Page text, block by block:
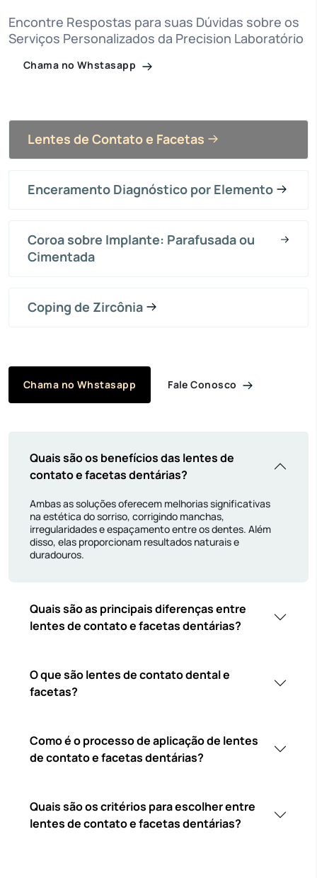
Encontre Respostas para suas Dúvidas sobre os
Serviços Personalizados da Precision Laboratório
Chama no Whstasapp
Lentes de Contato e Facetas
Enceramento Diagnóstico por Elemento
Coroa sobre Implante: Parafusada ou
Cimentada
Coping de Zircônia
Chama no Whstasapp Fale Conosco
Quais são os benefícios das lentes de
contato e facetas dentárias?
Ambas as soluções oferecem melhorias significativas
na estética do sorriso, corrigindo manchas,
irregularidades e espaçamento entre os dentes. Além
disso, elas proporcionam resultados naturais e
duradouros.
Quais são as principais diferenças entre
lentes de contato e facetas dentárias?
O que são lentes de contato dental e
facetas?
Como é o processo de aplicação de lentes
de contato e facetas dentárias?
Quais são os critérios para escolher entre
lentes de contato e facetas dentárias?